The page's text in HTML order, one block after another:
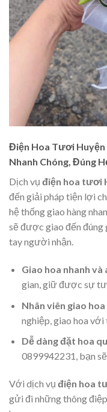
Điện Hoa Tươi Huyện
Nhanh Chóng, Đúng
Dịch vụ điện hoa tươi
đến giải pháp tiện lợi
hệ thống giao hàng
sẽ được giao đến
tay người nhận.
Giao hoa nhanh và
gian, giữ được sự
Nhân viên giao
nghiệp, giao hoa với
Dễ dàng đặt hoa
0899942231, bạn
Với dịch vụ điện hoa
gửi đi những thông